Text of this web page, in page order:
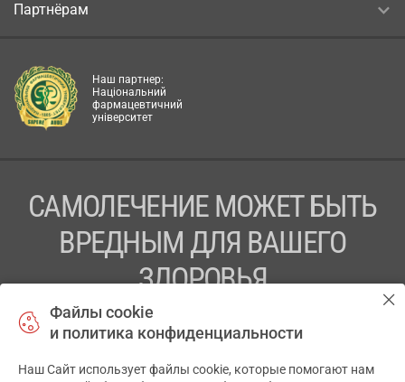
Партнёрам
Наш партнер:
Національний
фармацевтичний
університет
САМОЛЕЧЕНИЕ МОЖЕТ БЫТЬ
ВРЕДНЫМ ДЛЯ ВАШЕГО
ЗДОРОВЬЯ
ПЕРЕД ПРИМЕНЕНИЕМ ПРЕПАРАТА
ПРОКОНСУЛЬТИРУЙТЕСЬ С ВРАЧОМ
Файлы cookie
и политика конфиденциальности
Наш Сайт использует файлы cookie, которые помогают нам